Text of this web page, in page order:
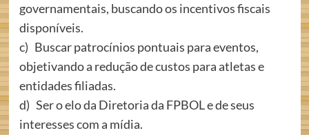
governamentais, buscando os incentivos fiscais
disponíveis.
c) Buscar patrocínios pontuais para eventos,
objetivando a redução de custos para atletas e
entidades filiadas.
d) Ser o elo da Diretoria da FPBOL e de seus
interesses com a mídia.